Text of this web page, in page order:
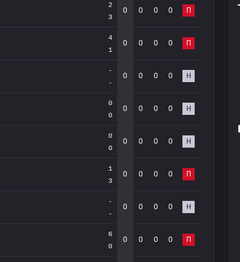
2
3
0 0 0 0 П
4
1
0 0 0 0 П
-
-
0 0 0 0 Н
0
0
0 0 0 0 Н
0
0
0 0 0 0 Н
1
3
0 0 0 0 П
-
-
0 0 0 0 Н
6
0
0 0 0 0 П